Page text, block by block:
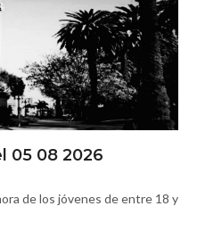
05 08 2026
de los jóvenes de entre 18 y